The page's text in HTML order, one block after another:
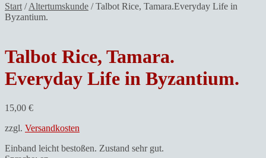
Start /Altertumskunde /Talbot Rice, Tamara.Everyday Life in
Byzantium.
Talbot Rice, Tamara.
Everyday Life in Byzantium.
15,00 €
zzgl. Versandkosten
Einband leicht bestoßen. Zustand sehr gut.